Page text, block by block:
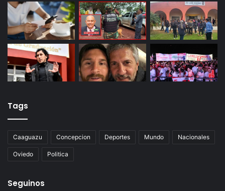
Tags
Caaguazu Concepcion Deportes Mundo Nacionales
Oviedo Politica
Seguinos